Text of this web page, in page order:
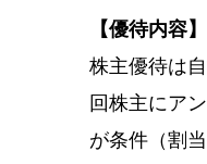
【優待内容】
株主優待は
回株主にア
が条件（割